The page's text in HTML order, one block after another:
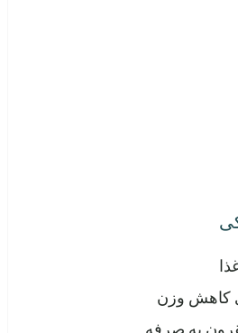
کاهش وزن
به صرفه